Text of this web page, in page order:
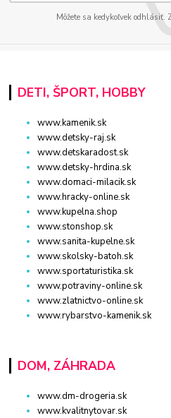
Môžete sa kedykoľvek
DETI, ŠPORT, HOBBY
www.kamenik.sk
www.detsky-raj.sk
www.detskaradost.sk
www.detsky-hrdina.sk
www.domaci-milacik.sk
www.hracky-online.sk
www.kupelna.shop
www.stonshop.sk
www.sanita-kupelne.sk
www.skolsky-batoh.sk
www.sportaturistika.sk
www.potraviny-online.sk
www.zlatnictvo-online.sk
www.rybarstvo-kamenik.sk
DOM, ZÁHRADA
www.dm-drogeria.sk
www.kvalitnytovar.sk